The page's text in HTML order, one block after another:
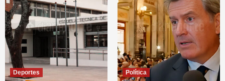
Deportes Política